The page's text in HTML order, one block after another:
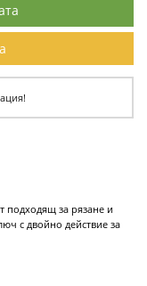
подходящ за рязане и
с двойно действие за